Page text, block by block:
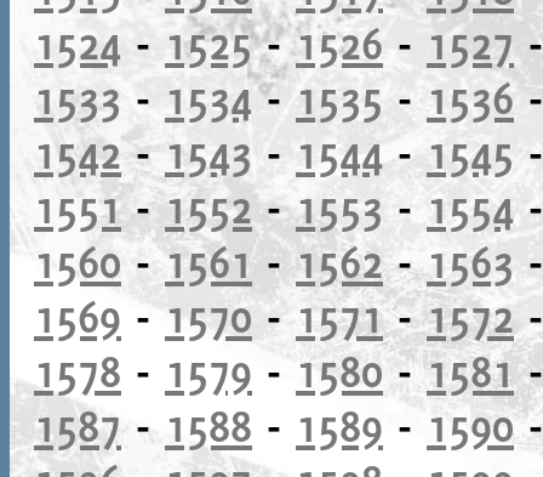
1524 - 1525-1526 - 1527
1533 - 1534-1535-1536
1542-1543 - 1544-1545
1551-1552-1553-1554
1560 -1561-1562-1563
1569 -1570-1571-1572
1578 - 1579 -1580-1581
1587- 1588 - 1589 - 1590